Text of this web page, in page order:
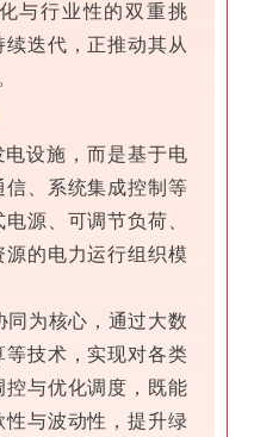
与行业性的双重挑
迭代，正推动其从
设施，而是基于电
、系统集成控制等
源、可调节负荷、
的电力运行组织模
同为核心，通过大数
技术，实现对各类
与优化调度，既能
与波动性，提升绿